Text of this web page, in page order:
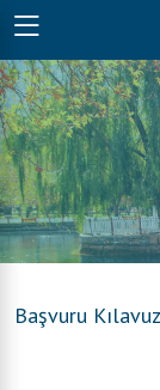
Başvuru